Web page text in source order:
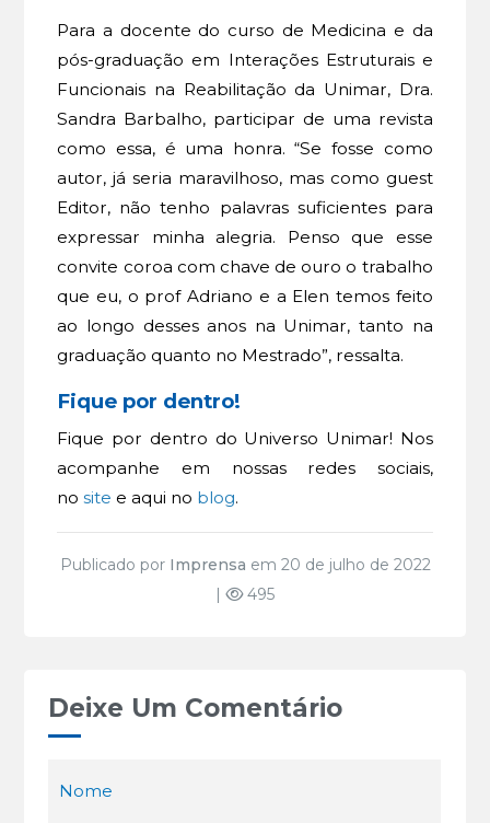
Para a docente do curso de Medicina e da
pós-graduação em Interações Estruturais e
Funcionais na Reabilitação da Unimar, Dra.
Sandra Barbalho, participar de uma revista
como essa, é uma honra. “Se fosse como
autor, já seria maravilhoso, mas como guest
Editor, não tenho palavras suficientes para
expressar minha alegria. Penso que esse
convite coroa com chave de ouro o trabalho
que eu, o prof Adriano e a Elen temos feito
ao longo desses anos na Unimar, tanto na
graduação quanto no Mestrado”, ressalta.
Fique por dentro!
Fique por dentro do Universo Unimar! Nos
acompanhe em nossas redes sociais,
nosite e aqui no blog.
Publicado por Imprensa em 20 de julho de 2022
|
495
Deixe Um Comentário